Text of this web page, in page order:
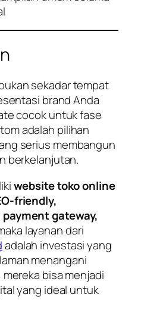
sekadar tempat
brand Anda
cocok untuk fase
adalah pilihan
serius membangun
berkelanjutan.
website toko online
friendly,
gateway,
layanan dari
adalah investasi yang
menangani
bisa menjadi
yang ideal untuk